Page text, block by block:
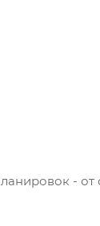
- от